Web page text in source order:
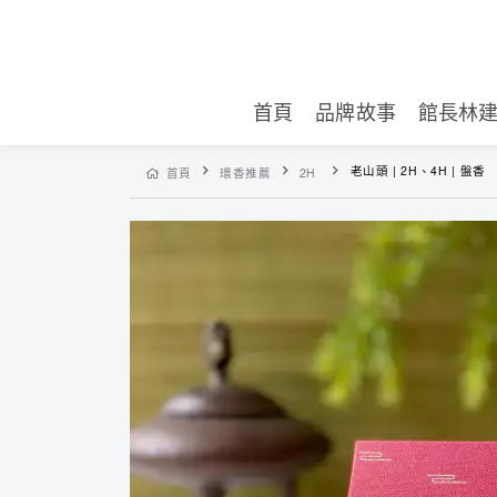
首頁 品牌故事 館長林
首頁 環香推薦 2H 老山頭 | 2H、4H | 盤香